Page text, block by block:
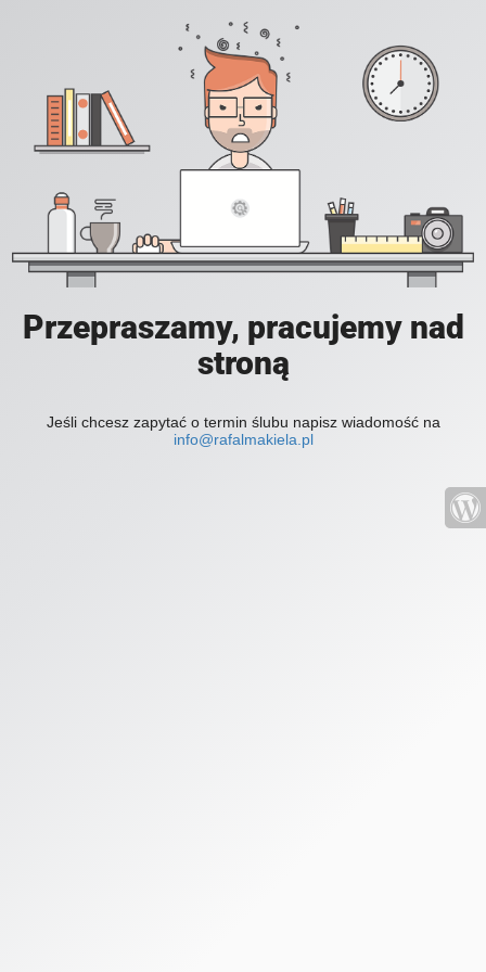
Przepraszamy, pracujemy nad
stroną
Jeśli chcesz zapytać o termin ślubu napisz wiadomość na
info@rafalmakiela.pl